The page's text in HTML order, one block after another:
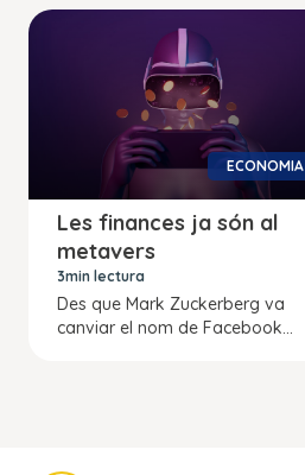
ECONOMIA
Les finances ja són al
metavers
3min lectura
Des que Mark Zuckerberg va
canviar el nom de Facebook...